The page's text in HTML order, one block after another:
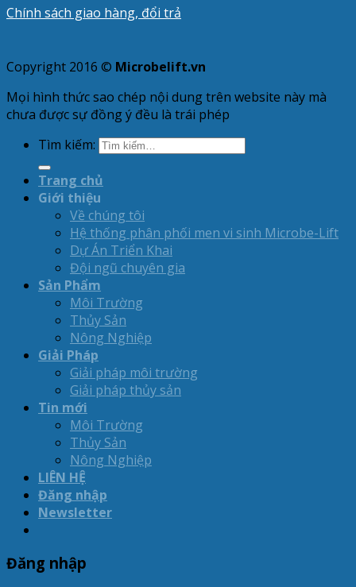
Chính sách giao hàng, đổi trả
Copyright 2016 © Microbelift.vn
Mọi hình thức sao chép nội dung trên website này mà
chưa được sự đồng ý đều là trái phép
Tìm kiếm:
Trang chủ
Giới thiệu
Về chúng tôi
Hệ thống phân phối men vi sinh Microbe-Lift
Dự Án Triển Khai
Đội ngũ chuyên gia
Sản Phẩm
Môi Trường
Thủy Sản
Nông Nghiệp
Giải Pháp
Giải pháp môi trường
Giải pháp thủy sản
Tin mới
Môi Trường
Thủy Sản
Nông Nghiệp
LIÊN HỆ
Đăng nhập
Newsletter
Đăng nhập